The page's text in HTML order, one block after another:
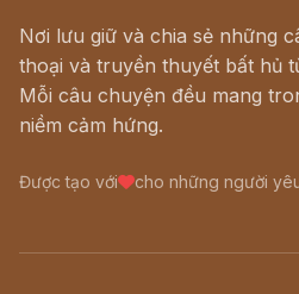
Nơi lưu giữ và chia sẻ những
thoại và truyền thuyết bất hủ
Mỗi câu chuyện đều mang
niềm cảm hứng.
Được tạo với cho những người